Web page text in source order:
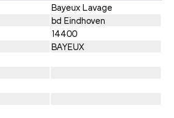
Bayeux Lavage
bd Eindhoven
14400
BAYEUX